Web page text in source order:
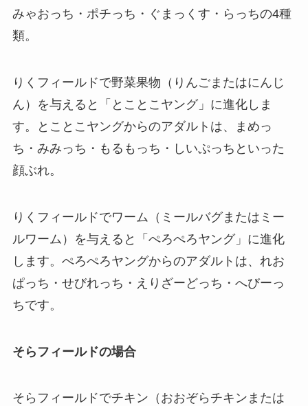
みゃおっち・ポチっち・ぐまっくす・らっちの4種
類。
りくフィールドで野菜果物（りんごまたはにんじ
ん）を与えると「とことこヤング」に進化しま
す。とことこヤングからのアダルトは、まめっ
ち・みみっち・もるもっち・しいぷっちといった
顔ぶれ。
りくフィールドでワーム（ミールバグまたはミー
ルワーム）を与えると「ぺろぺろヤング」に進化
します。ぺろぺろヤングからのアダルトは、れお
ぱっち・せびれっち・えりざーどっち・へびーっ
ちです。
そらフィールドの場合
そらフィールドでチキン（おおぞらチキンまたは